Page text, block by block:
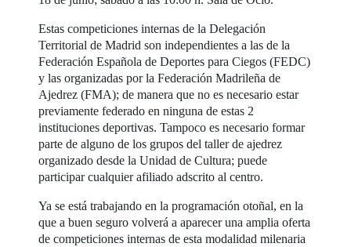
Estas competiciones internas de la Delegación
Territorial de Madrid son independientes a las de la
Federación Española de Deportes para Ciegos (FEDC)
y las organizadas por la Federación Madrileña de
Ajedrez (FMA); de manera que no es necesario estar
previamente federado en ninguna de estas 2
instituciones deportivas. Tampoco es necesario formar
parte de alguno de los grupos del taller de ajedrez
organizado desde la Unidad de Cultura; puede
participar cualquier afiliado adscrito al centro.
Ya se está trabajando en la programación otoñal, en la
que a buen seguro volverá a aparecer una amplia oferta
de competiciones internas de esta modalidad milenaria